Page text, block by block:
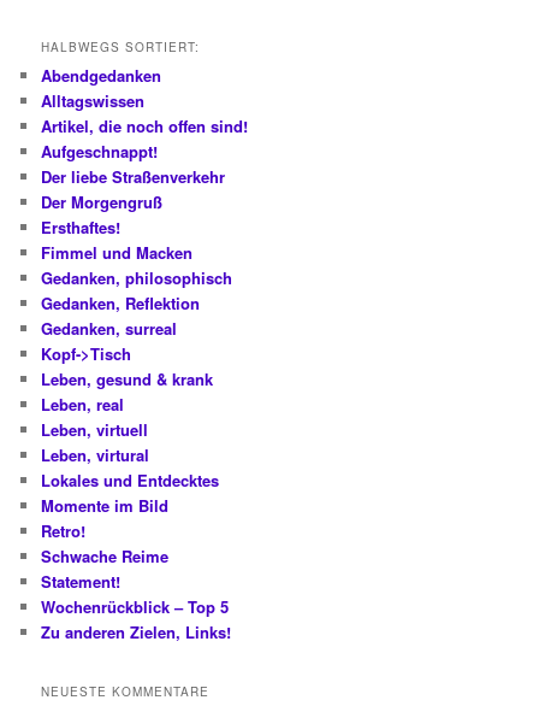
HALBWEGS SORTIERT:
Abendgedanken
Alltagswissen
Artikel, die noch offen sind!
Aufgeschnappt!
Der liebe Straßenverkehr
Der Morgengruß
Ersthaftes!
Fimmel und Macken
Gedanken, philosophisch
Gedanken, Reflektion
Gedanken, surreal
Kopf->Tisch
Leben, gesund & krank
Leben, real
Leben, virtuell
Leben, virtural
Lokales und Entdecktes
Momente im Bild
Retro!
Schwache Reime
Statement!
Wochenrückblick – Top 5
Zu anderen Zielen, Links!
NEUESTE KOMMENTARE